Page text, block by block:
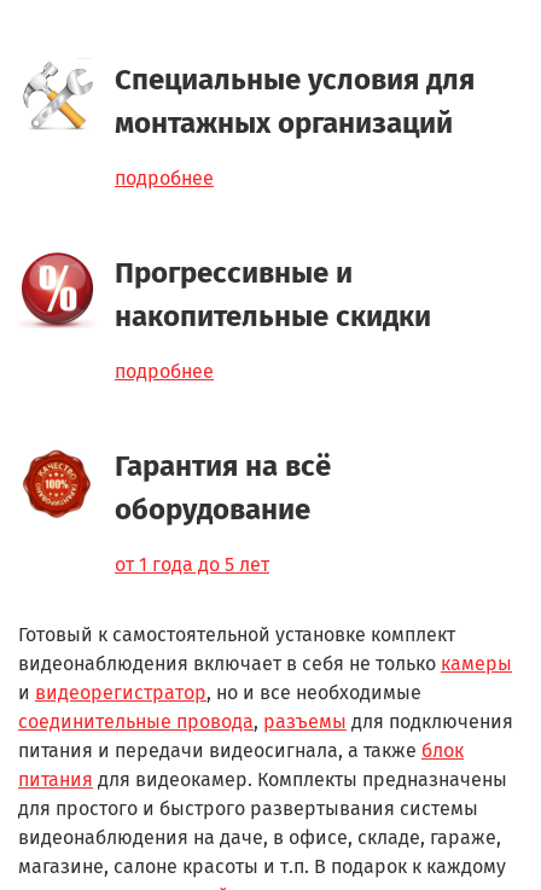
Специальные условия для
монтажных организаций
подробнее
Прогрессивные и
накопительные скидки
подробнее
Гарантия на всё
оборудование
от 1 года до 5 лет
Готовый к самостоятельной установке комплект
видеонаблюдения включает в себя не только камеры
и видеорегистратор, но и все необходимые
соединительные провода, разъемы для подключения
питания и передачи видеосигнала, а также блок
питания для видеокамер. Комплекты предназначены
для простого и быстрого развертывания системы
видеонаблюдения на даче, в офисе, складе, гараже,
магазине, салоне красоты и т.п. В подарок к каждому